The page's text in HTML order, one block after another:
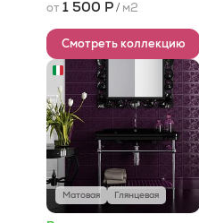
от 1 500 Р/ м2
Смотреть коллекцию
Матовая Глянцевая